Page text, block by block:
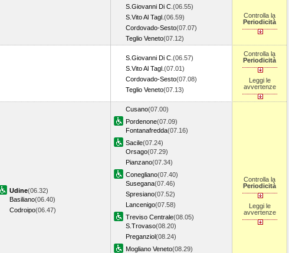
S.Giovanni Di C. (06.55)
S.Vito Al Tagl. (06.59)
Cordovado-Sesto(07.07)
Teglio Veneto(07.12)
Controlla la
Periodicità
S.Giovanni Di C. (06.57)
S.Vito Al Tagl. (07.01)
Cordovado-Sesto(07.08)
Teglio Veneto(07.13)
Controlla la
Periodicità
Leggi le
avvertenze
Udine(06.32)
Basiliano(06.40)
Codroipo(06.47)
Cusano(07.00)
Pordenone(07.09)
Fontanafredda(07.16)
Sacile(07.24)
Orsago(07.29)
Pianzano(07.34)
Conegliano(07.40)
Susegana(07.46)
Spresiano(07.52)
Lancenigo(07.58)
Treviso Centrale(08.05)
S.Trovaso(08.20)
Preganziol(08.24)
Mogliano Veneto(08.29)
Controlla la
Periodicità
Leggi le
avvertenze